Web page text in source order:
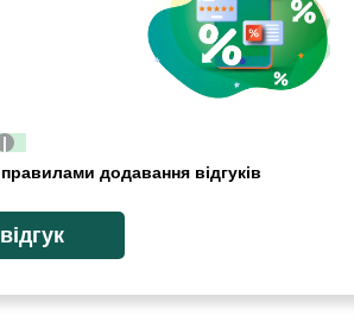
|
додавання відгуків